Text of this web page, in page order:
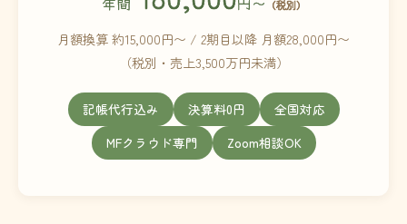
（税別）
月額換算 約15,000円〜 / 2期目以降 月額28,000円〜
（税別・売上3,500万円未満）
記帳代行込み 決算料0円
全国対応
MFクラウド専門
Zoom相談OK